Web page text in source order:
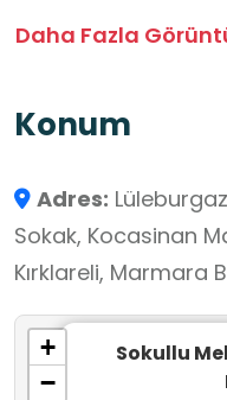
(Besyo – Pomem)
okuyabileceği ve
Daha Fazla
Konum
Adres:
Sokak, Kocasinan
Kırklareli, Marmara
Sokullu
+
−